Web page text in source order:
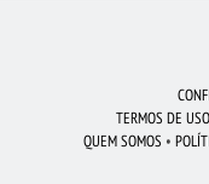
FLORICULTURA SÃO
ROSAS AMARELAS
TERMOS DE USO
QUEM SOMOS •